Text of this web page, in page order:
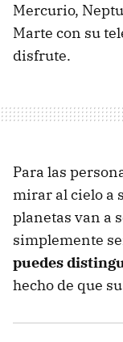
Mercurio,
Marte con su
disfrute.
Para las
mirar al cielo a
planetas van a
simplemente
puedes
hecho de que